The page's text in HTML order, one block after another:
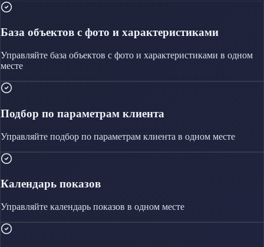
База объектов с фото и характеристиками
Управляйте база объектов с фото и характеристиками в одном
месте
Подбор по параметрам клиента
Управляйте подбор по параметрам клиента в одном месте
Календарь показов
Управляйте календарь показов в одном месте